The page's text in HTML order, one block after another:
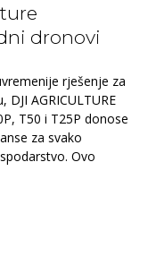
dronovi
rješenje za
DJI AGRICULTURE
T50 i T25P donose
za svako
Ovo